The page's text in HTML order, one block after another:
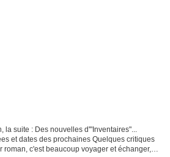
la suite : Des nouvelles d'"Inventaires"...
et dates des prochaines Quelques critiques
c'est beaucoup voyager et échanger,